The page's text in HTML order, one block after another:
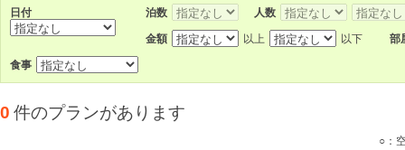
日付 泊数 人数
金額 以上 以下 部
食事
0 件のプランがあります
○：